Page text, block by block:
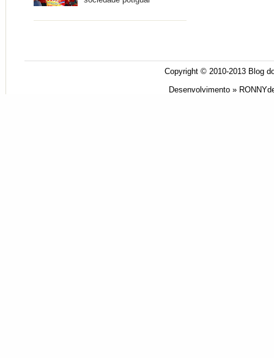
Copyright © 2010-2013 Blog
Desenvolvimento »